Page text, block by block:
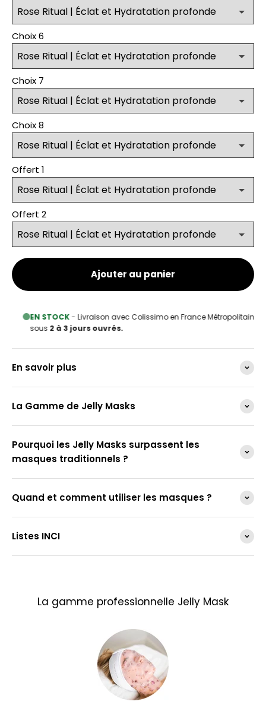
Choix 6
Choix 7
Choix 8
Offert 1
Offert 2
Ajouter au panier
EN STOCK- Livraison avec Colissimo en France Métropolitaine
sous2 à 3 jours ouvrés.
En savoir plus
La Gamme de Jelly Masks
Pourquoi les Jelly Masks surpassent les
masques traditionnels ?
Quand et comment utiliser les masques ?
Listes INCI
La gamme professionnelle Jelly Mask